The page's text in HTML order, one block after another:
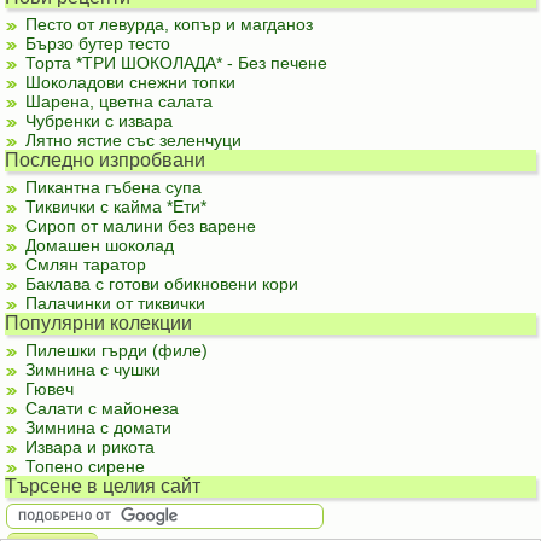
Песто от левурда, копър и магданоз
Бързо бутер тесто
Торта *ТРИ ШОКОЛАДА* - Без печене
Шоколадови снежни топки
Шарена, цветна салата
Чубренки с извара
Лятно ястие със зеленчуци
Последно изпробвани
Пикантна гъбена супа
Тиквички с кайма *Ети*
Сироп от малини без варене
Домашен шоколад
Смлян таратор
Баклава с готови обикновени кори
Палачинки от тиквички
Популярни колекции
Пилешки гърди (филе)
Зимнина с чушки
Гювеч
Салати с майонеза
Зимнина с домати
Извара и рикота
Топено сирене
Търсене в целия сайт